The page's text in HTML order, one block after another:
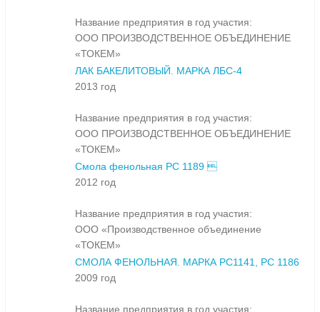
Название предприятия в год участия:
ООО ПРОИЗВОДСТВЕННОЕ ОБЪЕДИНЕНИЕ
«ТОКЕМ»
ЛАК БАКЕЛИТОВЫЙ. МАРКА ЛБС-4
2013 год
Название предприятия в год участия:
ООО ПРОИЗВОДСТВЕННОЕ ОБЪЕДИНЕНИЕ
«ТОКЕМ»
Смола фенольная РС 1189 
2012 год
Название предприятия в год участия:
ООО «Производственное объединение
«ТОКЕМ»
СМОЛА ФЕНОЛЬНАЯ. МАРКА РС1141, РС 1186
2009 год
Название предприятия в год участия: